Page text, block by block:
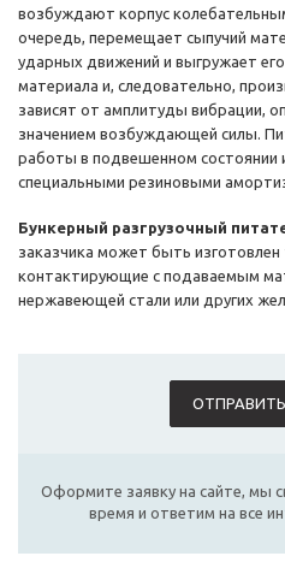
возбуждают корпус
очередь, перемещает сыпучий
ударных движений и выгружает
материала и, следовательно,
зависят от амплитуды вибрации,
значением возбуждающей силы.
работы в подвешенном состоянии
специальными резиновыми
Бункерный разгрузочный
заказчика может быть изготовлен
контактирующие с подаваемым
нержавеющей стали или других
Оформите заявку на сайте, мы
время и ответим на все